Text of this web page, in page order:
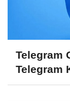
Telegram
Telegram